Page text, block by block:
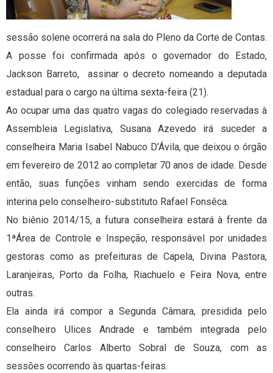
sessão solene ocorrerá na sala do Pleno da Corte de Contas.
A posse foi confirmada após o governador do Estado,
Jackson Barreto, assinar o decreto nomeando a deputada
estadual para o cargo na última sexta-feira (21).
Ao ocupar uma das quatro vagas do colegiado reservadas à
Assembleia Legislativa, Susana Azevedo irá suceder a
conselheira Maria Isabel Nabuco D’Ávila, que deixou o órgão
em fevereiro de 2012 ao completar 70 anos de idade. Desde
então, suas funções vinham sendo exercidas de forma
interina pelo conselheiro-substituto Rafael Fonsêca.
No biênio 2014/15, a futura conselheira estará à frente da
1ªÁrea de Controle e Inspeção, responsável por unidades
gestoras como as prefeituras de Capela, Divina Pastora,
Laranjeiras, Porto da Folha, Riachuelo e Feira Nova, entre
outras.
Ela ainda irá compor a Segunda Câmara, presidida pelo
conselheiro Ulices Andrade e também integrada pelo
conselheiro Carlos Alberto Sobral de Souza, com as
sessões ocorrendo às quartas-feiras.